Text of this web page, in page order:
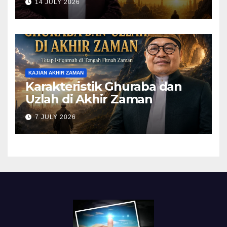
(Pelajari Mimpi Muhammad
Qasim)
14 JULY 2026
KAJIAN AKHIR ZAMAN
Karakteristik Ghuraba dan
Uzlah di Akhir Zaman
7 JULY 2026